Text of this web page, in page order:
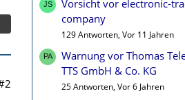
Vorsicht vor electronic-
company
129 Antworten, Vor 11 Jahren
Warnung vor Thomas
TTS GmbH & Co. KG
25 Antworten, Vor 6 Jahren